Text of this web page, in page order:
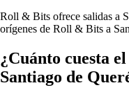
Roll & Bits ofrece salidas a
orígenes de Roll & Bits a
¿Cuánto cuesta
Santiago de